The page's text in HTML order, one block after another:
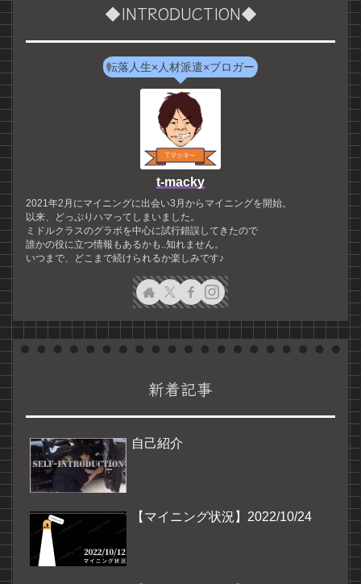
◆INTRODUCTION◆
転落人生×人材派遣×ブロガー
t-macky
2021年2月にマイニングに出会い3月からマイニングを開始。
以来、どっぷりハマってしまいました。
ミドルクラスのグラボを中心に試行錯誤してきたので
誰かの役に立つ情報もあるかも..知れません。
いつまで、どこまで続けられるか楽しみです♪
新着記事
自己紹介
【マイニング状況】2022/10/24